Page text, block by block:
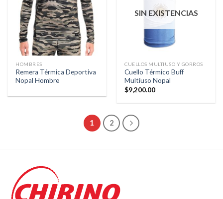
HOMBRES
Remera Térmica Deportiva
Nopal Hombre
SIN EXISTENCIAS
CUELLOS MULTIUSO Y GORROS
Cuello Térmico Buff
Multiuso Nopal
$9,200.00
1 2